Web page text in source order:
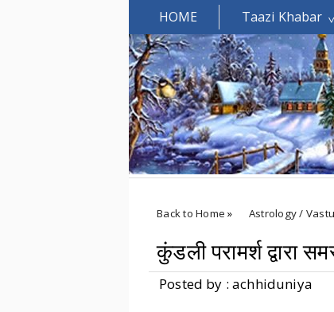
HOME Taazi Khabar
Welcomes You.....
Back to Home » Astrology / Vastu
कुंडली परामर्श द्वारा
Posted by : achhiduniya